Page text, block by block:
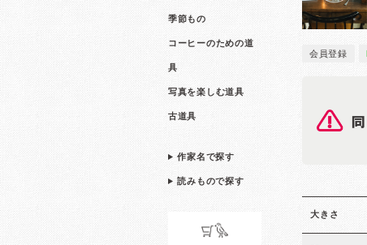
季節もの
コーヒーのための道
具
写真を楽しむ道具
古道具
作家名で探す
読みもので探す
会員登録
大きさ